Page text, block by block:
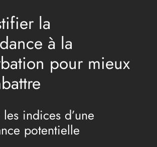
la
à la
pour mieux
indices d’une
potentielle